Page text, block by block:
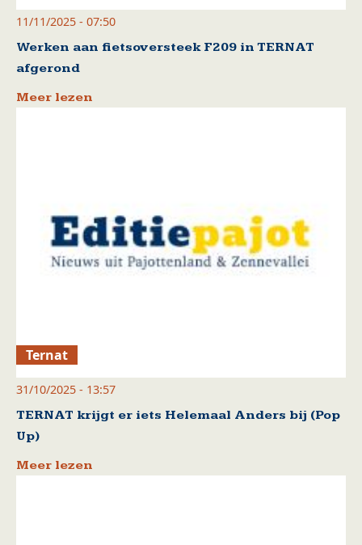
11/11/2025 - 07:50
Werken aan fietsoversteek F209 in TERNAT
afgerond
Meer lezen
Ternat
31/10/2025 - 13:57
TERNAT krijgt er iets Helemaal Anders bij (Pop
Up)
Meer lezen